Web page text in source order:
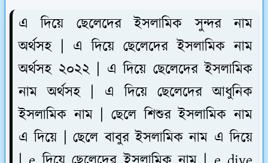
এ দিয়ে ছেলেদের ইসলামিক সুন্দর নাম
অর্থসহ | এ দিয়ে ছেলেদের ইসলামিক নাম
অর্থসহ ২০২২ | এ দিয়ে ছেলেদের ইসলামিক
নাম অর্থসহ | এ দিয়ে ছেলেদের আধুনিক
ইসলামিক নাম | ছেলে শিশুর ইসলামিক নাম
এ দিয়ে | ছেলে বাবুর ইসলামিক নাম এ দিয়ে